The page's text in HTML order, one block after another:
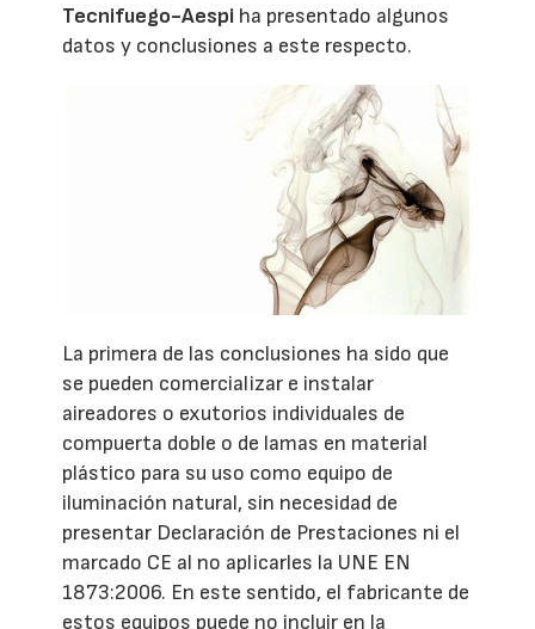
Tecnifuego-Aespi ha presentado algunos
datos y conclusiones a este respecto.
La primera de las conclusiones ha sido que
se pueden comercializar e instalar
aireadores o exutorios individuales de
compuerta doble o de lamas en material
plástico para su uso como equipo de
iluminación natural, sin necesidad de
presentar Declaración de Prestaciones ni el
marcado CE al no aplicarles la UNE EN
1873:2006. En este sentido, el fabricante de
estos equipos puede no incluir en la